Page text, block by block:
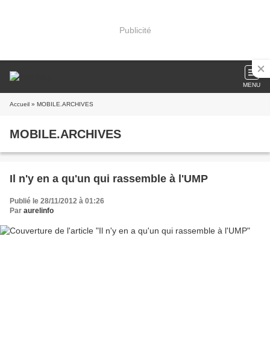
Publicité
MENU
Accueil » MOBILE.ARCHIVES
MOBILE.ARCHIVES
Il n'y en a qu'un qui rassemble à l'UMP
Publié le 28/11/2012 à 01:26
Par aurelinfo